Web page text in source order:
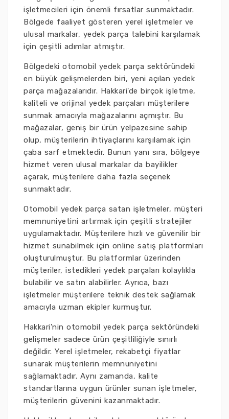
işletmecileri için önemli fırsatlar sunmaktadır.
Bölgede faaliyet gösteren yerel işletmeler ve
ulusal markalar, yedek parça talebini karşılamak
için çeşitli adımlar atmıştır.
Bölgedeki otomobil yedek parça sektöründeki
en büyük gelişmelerden biri, yeni açılan yedek
parça mağazalarıdır. Hakkari'de birçok işletme,
kaliteli ve orijinal yedek parçaları müşterilere
sunmak amacıyla mağazalarını açmıştır. Bu
mağazalar, geniş bir ürün yelpazesine sahip
olup, müşterilerin ihtiyaçlarını karşılamak için
çaba sarf etmektedir. Bunun yanı sıra, bölgeye
hizmet veren ulusal markalar da bayilikler
açarak, müşterilere daha fazla seçenek
sunmaktadır.
Otomobil yedek parça satan işletmeler, müşteri
memnuniyetini artırmak için çeşitli stratejiler
uygulamaktadır. Müşterilere hızlı ve güvenilir bir
hizmet sunabilmek için online satış platformları
oluşturulmuştur. Bu platformlar üzerinden
müşteriler, istedikleri yedek parçaları kolaylıkla
bulabilir ve satın alabilirler. Ayrıca, bazı
işletmeler müşterilere teknik destek sağlamak
amacıyla uzman ekipler kurmuştur.
Hakkari'nin otomobil yedek parça sektöründeki
gelişmeler sadece ürün çeşitliliğiyle sınırlı
değildir. Yerel işletmeler, rekabetçi fiyatlar
sunarak müşterilerin memnuniyetini
sağlamaktadır. Aynı zamanda, kalite
standartlarına uygun ürünler sunan işletmeler,
müşterilerin güvenini kazanmaktadır.